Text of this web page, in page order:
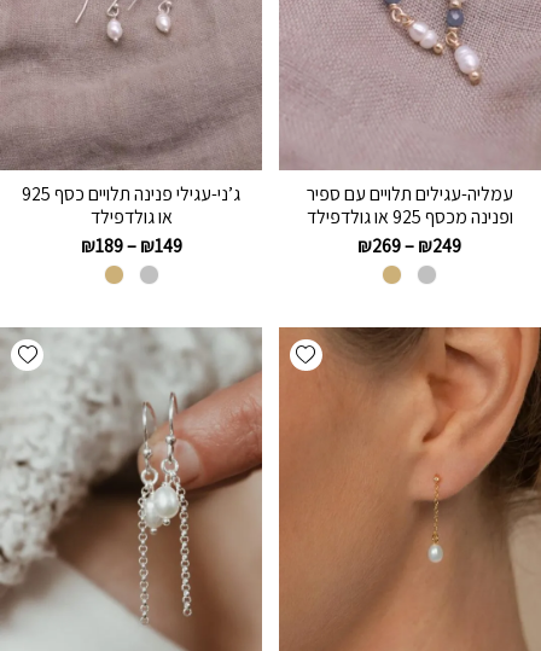
עמליה-עגילים תלויים עם ספיר
ופנינה מכסף 925 או גולדפילד
₪249
–
₪269
ג’ני-עגילי פנינה תלויים כסף 925
או גולדפילד
₪149
–
₪189
Add wishlist